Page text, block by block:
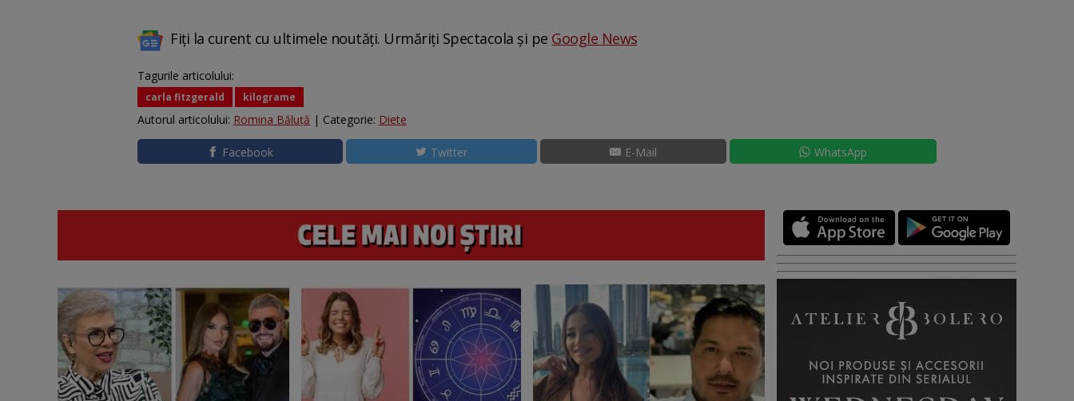
Fiți la curent cu ultimele noutăți. Urmăriți Spectacola și pe Google News
Tagurile articolului:
carla fitzgerald kilograme
Autorul articolului: Romina Băluță | Categorie: Diete
Facebook Twitter E-Mail WhatsApp